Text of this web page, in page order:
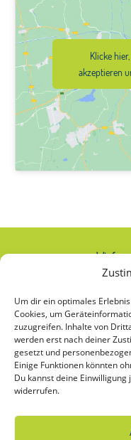
Um dir ein optimales
Cookies, um
zuzugreifen. Inhalte von
werden erst nach deiner
gesetzt und
Einige Funktionen könnten
Du kannst deine
widerrufen.
Klicke
akzeptieren
Wir
IBAN:
Was
verstehen oder als Frau*
Vielfalt der möglichen